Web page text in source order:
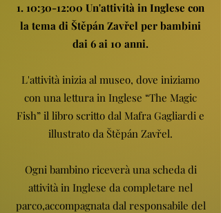
10:30-12:00 Un'attività in Inglese con
la tema di Štěpán Zavřel per bambini
dai 6 ai 10 anni.
L'attività inizia al museo, dove iniziamo
con una lettura in Inglese “The Magic
Fish” il libro scritto dal Mafra Gagliardi e
illustrato da Štěpán Zavřel.
Ogni bambino riceverà una scheda di
attività in Inglese da completare nel
parco,accompagnata dal responsabile del